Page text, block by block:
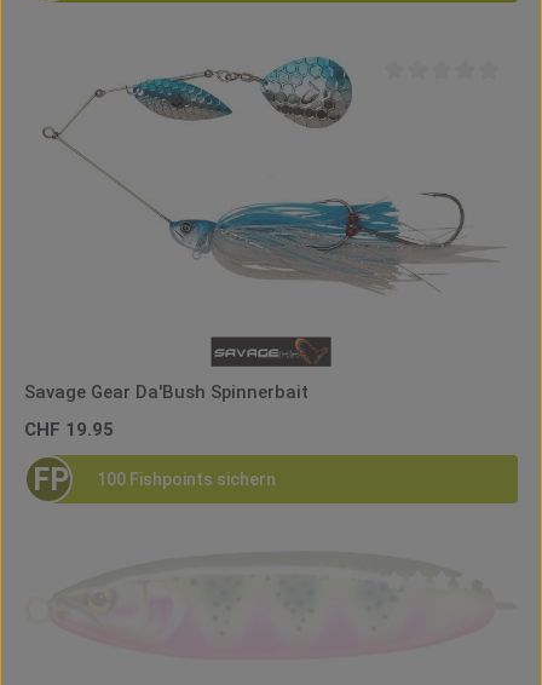
Savage Gear Da'Bush Spinnerbait
Regulärer Preis:
CHF 19.95
FP 100 Fishpoints sichern